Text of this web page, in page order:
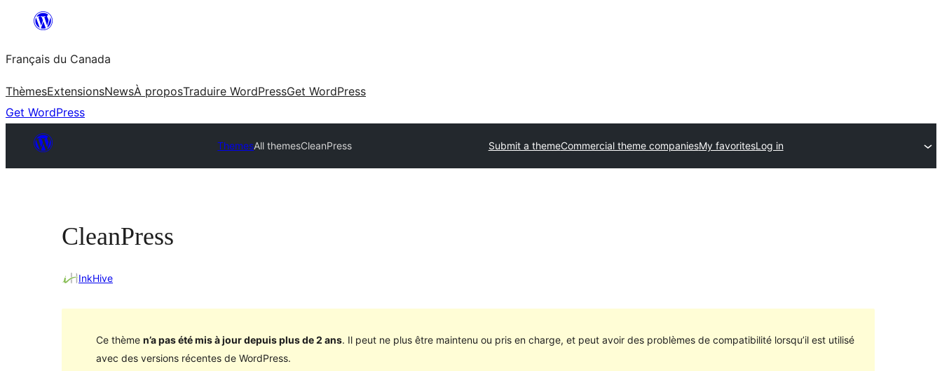
contenu
Français du Canada
ThèmesExtensionsNewsÀ proposTraduire WordPressGet WordPress
Get WordPress
ThemesAll themesCleanPress Submit a themeCommercial theme companiesMy favoritesLog in
CleanPress
InkHive
Ce thème n’a pas été mis à jour depuis plus de 2 ans. Il peut ne plus être maintenu ou pris en charge, et peut avoir des problèmes de compatibilité lorsqu’il est utilisé
avec des versions récentes de WordPress.